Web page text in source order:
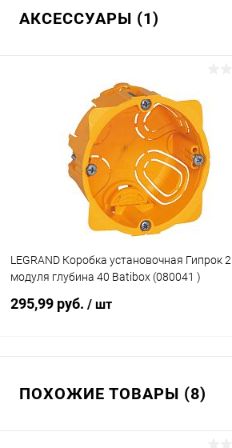
АКСЕССУАРЫ (1)
LEGRAND Коробка установочная Гипрок 2
модуля глубина 40 Batibox (080041 )
295,99 руб. / шт
ПОХОЖИЕ ТОВАРЫ (8)